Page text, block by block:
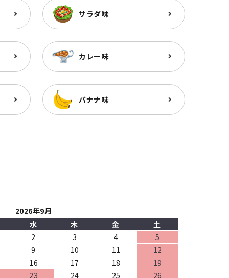
サラダ味
カレー味
バナナ味
2026年9月
水 木 金
土
2 3 4
5
9 10 11
12
16 17 18
19
23 24 25 26